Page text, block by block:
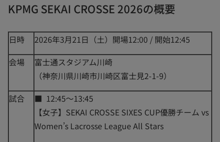
KPMG SEKAI CROSSE 2026の概要
日時
2026年3月21日（土）開場12:00 / 開始12:45
会場
富士通スタジアム川崎
（神奈川県川崎市川崎区富士見2-1-9）
試合
■ 12:45～13:45
【女子】SEKAI CROSSE SIXES CUP優勝チーム vs
Women’s Lacrosse League All Stars